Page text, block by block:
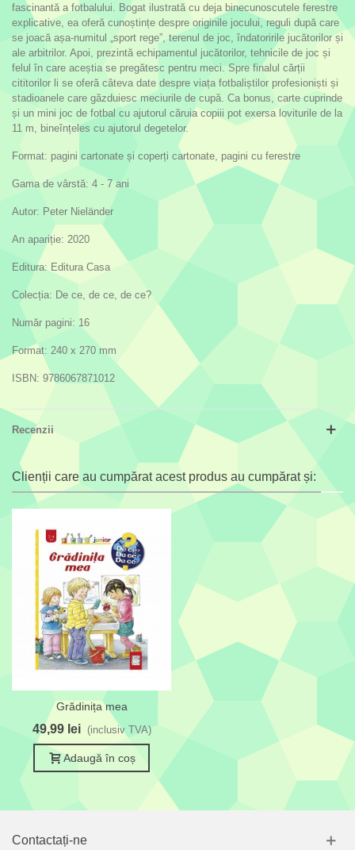
fascinantă a fotbalului. Bogat ilustrată cu deja binecunoscutele ferestre
explicative, ea oferă cunoștințe despre originile jocului, reguli după care
se joacă așa-numitul „sport rege”, terenul de joc, îndatoririle jucătorilor și
ale arbitrilor. Apoi, prezintă echipamentul jucătorilor, tehnicile de joc și
felul în care aceștia se pregătesc pentru meci. Spre finalul cărții
cititorilor li se oferă câteva date despre viața fotbaliștilor profesioniști și
stadioanele care găzduiesc meciurile de cupă. Ca bonus, carte cuprinde
și un mini joc de fotbal cu ajutorul căruia copiii pot exersa loviturile de la
11 m, bineînțeles cu ajutorul degetelor.
Format: pagini cartonate și coperți cartonate, pagini cu ferestre
Gama de vârstă: 4 - 7 ani
Autor: Peter Nieländer
An apariție: 2020
Editura: Editura Casa
Colecția: De ce, de ce, de ce?
Număr pagini: 16
Format: 240 x 270 mm
ISBN: 9786067871012
Recenzii
Clienții care au cumpărat acest produs au cumpărat și:
Grădinița mea
49,99 lei (inclusiv TVA)
Adaugă în coș
Contactați-ne